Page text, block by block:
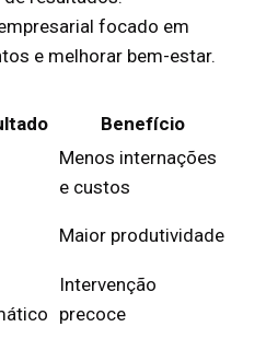
focado em
e melhorar bem-estar.
Benefício
Menos internações
e custos
Maior produtividade
Intervenção
precoce